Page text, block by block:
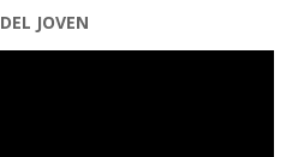
JOVEN